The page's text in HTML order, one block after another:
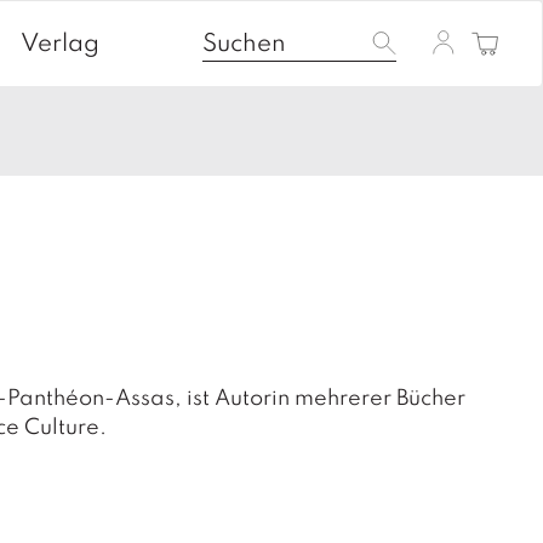
Verlag
Assas, ist Autorin mehrerer Bücher
Culture.